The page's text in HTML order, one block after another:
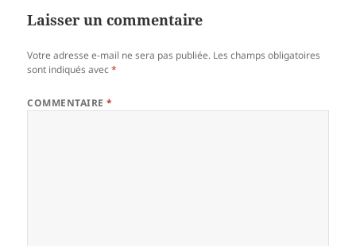
Laisser un commentaire
Votre adresse e-mail ne sera pas publiée. Les champs obligatoires
sont indiqués avec*
COMMENTAIRE*